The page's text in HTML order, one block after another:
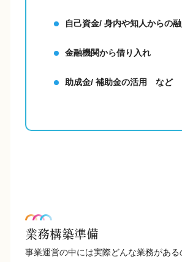
自己資金/ 身内や知人からの
金融機関から借り入れ
助成金/ 補助金の活用 など
業務構築準備
事業運営の中には実際どんな業務がある